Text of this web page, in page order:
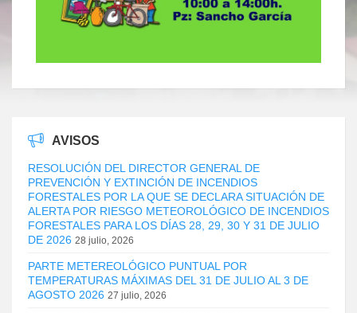
AVISOS
RESOLUCIÓN DEL DIRECTOR GENERAL DE
PREVENCIÓN Y EXTINCIÓN DE INCENDIOS
FORESTALES POR LA QUE SE DECLARA SITUACIÓN DE
ALERTA POR RIESGO METEOROLÓGICO DE INCENDIOS
FORESTALES PARA LOS DÍAS 28, 29, 30 Y 31 DE JULIO
DE 2026 28 julio, 2026
PARTE METEREOLÓGICO PUNTUAL POR
TEMPERATURAS MÁXIMAS DEL 31 DE JULIO AL 3 DE
AGOSTO 2026 27 julio, 2026